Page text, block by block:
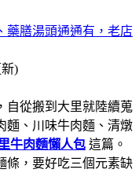
藥膳湯頭通通有，老店
)
自從搬到大里就陸續蒐
麵、川味牛肉麵、清燉
牛肉麵懶人包 這篇。
條，要好吃三個元素缺